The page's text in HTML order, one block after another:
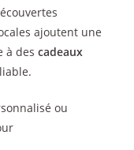
ajoutent une
à des cadeaux
ou